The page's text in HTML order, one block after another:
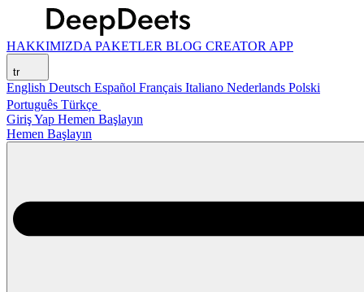
HAKKIMIZDA PAKETLER BLOG CREATOR APP
tr
English Deutsch Español Français Italiano Nederlands Polski
Português Türkçe
Giriş Yap Hemen Başlayın
Hemen Başlayın